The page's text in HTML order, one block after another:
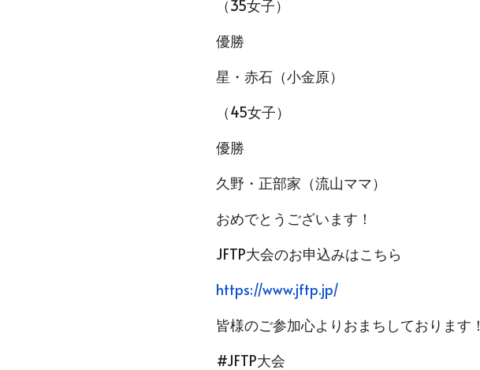
（35女子）
優勝
星・赤石（小金原）
（45女子）
優勝
久野・正部家（流山ママ）
おめでとうございます！
JFTP大会のお申込みはこちら
https://www.jftp.jp/
皆様のご参加心よりおまちしております！
#JFTP大会